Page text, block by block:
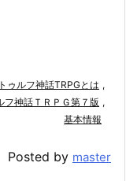
ゥルフ神話TRPGとは ,
フ神話ＴＲＰＧ第７版 ,
基本情報
Posted by master